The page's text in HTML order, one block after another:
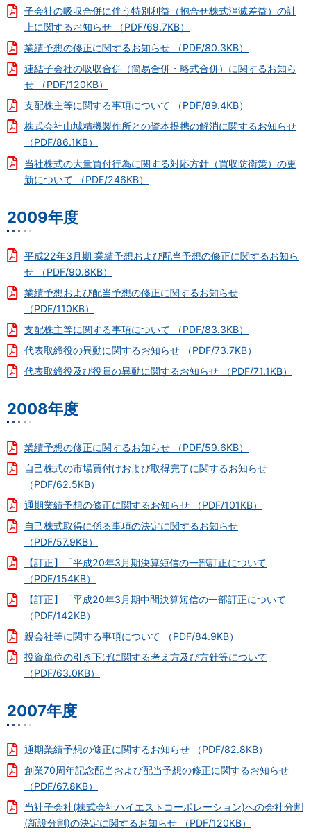
子会社の吸収合併に伴う特別利益（抱合せ株式消滅差益）の計
上に関するお知らせ （PDF/69.7KB）
業績予想の修正に関するお知らせ （PDF/80.3KB）
連結子会社の吸収合併（簡易合併・略式合併）に関するお知ら
せ （PDF/120KB）
支配株主等に関する事項について （PDF/89.4KB）
株式会社山城精機製作所との資本提携の解消に関するお知らせ
（PDF/86.1KB）
当社株式の大量買付行為に関する対応方針（買収防衛策）の更
新について （PDF/246KB）
2009年度
平成22年3月期 業績予想および配当予想の修正に関するお知ら
せ （PDF/90.8KB）
業績予想および配当予想の修正に関するお知らせ
（PDF/110KB）
支配株主等に関する事項について （PDF/83.3KB）
代表取締役の異動に関するお知らせ （PDF/73.7KB）
代表取締役及び役員の異動に関するお知らせ （PDF/71.1KB）
2008年度
業績予想の修正に関するお知らせ （PDF/59.6KB）
自己株式の市場買付けおよび取得完了に関するお知らせ
（PDF/62.5KB）
通期業績予想の修正に関するお知らせ （PDF/101KB）
自己株式取得に係る事項の決定に関するお知らせ
（PDF/57.9KB）
【訂正】「平成20年3月期決算短信の一部訂正について
（PDF/154KB）
【訂正】「平成20年3月期中間決算短信の一部訂正について
（PDF/142KB）
親会社等に関する事項について （PDF/84.9KB）
投資単位の引き下げに関する考え方及び方針等について
（PDF/63.0KB）
2007年度
通期業績予想の修正に関するお知らせ （PDF/82.8KB）
創業70周年記念配当および配当予想の修正に関するお知らせ
（PDF/67.8KB）
当社子会社(株式会社ハイエストコーポレーション)への会社分割
(新設分割)の決定に関するお知らせ （PDF/120KB）